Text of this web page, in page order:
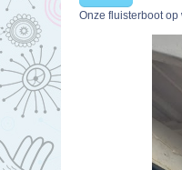
Onze fluisterboot